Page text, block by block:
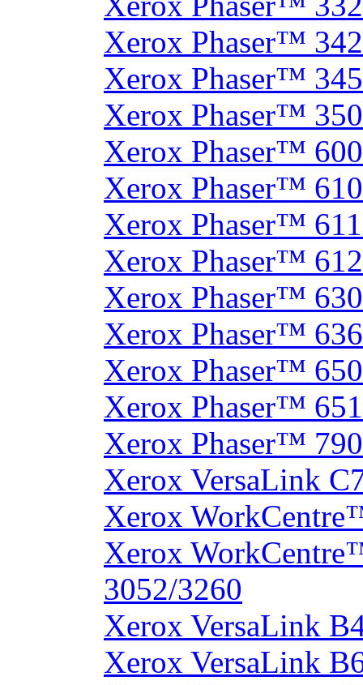
Xerox Phaser™
Xerox Phaser™
Xerox Phaser™
Xerox Phaser™
Xerox Phaser™
Xerox Phaser™
Xerox Phaser™
Xerox Phaser™
Xerox Phaser™
Xerox Phaser™
Xerox Phaser™
Xerox Phaser™ 790
Xerox VersaLink
Xerox
Xerox
3052/3260
Xerox VersaLink
Xerox VersaLink